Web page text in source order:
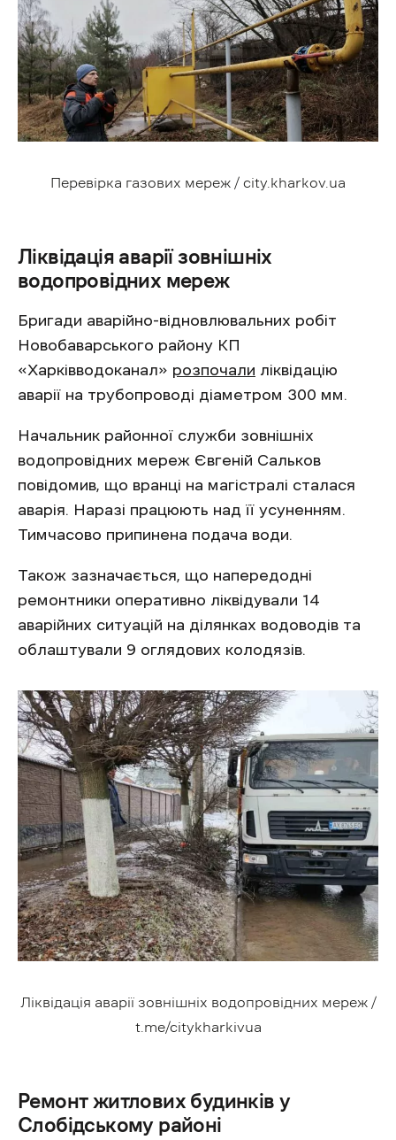
Перевірка газових мереж / city.kharkov.ua
Ліквідація аварії зовнішніх
водопровідних мереж
Бригади аварійно-відновлювальних робіт
Новобаварського району КП
«Харківводоканал» розпочали ліквідацію
аварії на трубопроводі діаметром 300 мм.
Начальник районної служби зовнішніх
водопровідних мереж Євгеній Сальков
повідомив, що вранці на магістралі сталася
аварія. Наразі працюють над її усуненням.
Тимчасово припинена подача води.
Також зазначається, що напередодні
ремонтники оперативно ліквідували 14
аварійних ситуацій на ділянках водоводів та
облаштували 9 оглядових колодязів.
Ліквідація аварії зовнішніх водопровідних мереж /
t.me/citykharkivua
Ремонт житлових будинків у
Слобідському районі